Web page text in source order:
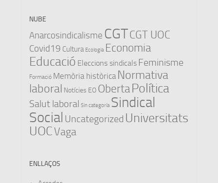
NUBE
Anarcosindicalisme CGTCGT UOC
Covid19 Cultura Ecologia Economia
Educació Eleccions sindicals Feminisme
Formació Memòria històrica Normativa
laboral Notícies EO ObertaPolítica
Salut laboral Sin categoría Sindical
Social Uncategorized Universitats
UOCVaga
ENLLAÇOS